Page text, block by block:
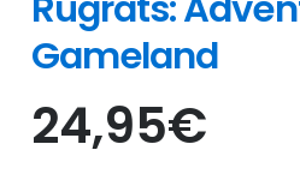
Gameland
24,95€